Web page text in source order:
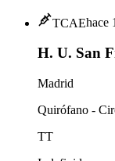
TCAEhace
H. U. San
Madrid
Quirófano -
TT